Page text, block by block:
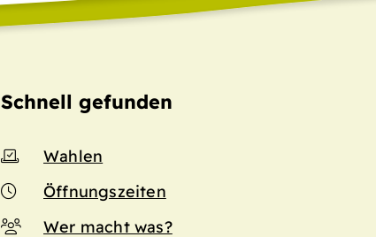
Schnell gefunden
Wahlen
Öffnungszeiten
Wer macht was?